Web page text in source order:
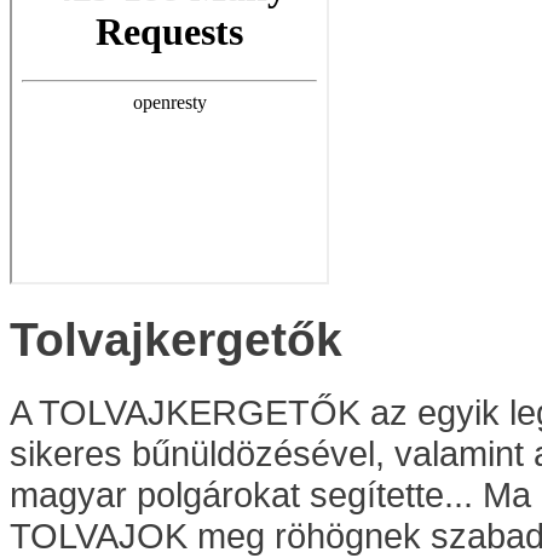
Tolvajkergetők
A TOLVAJKERGETŐK az egyik
sikeres bűnüldözésével,
magyar polgárokat segítette...
TOLVAJOK meg röhögnek